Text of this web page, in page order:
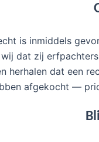
is inmiddels
dat zij
herhalen dat een
afgekocht —